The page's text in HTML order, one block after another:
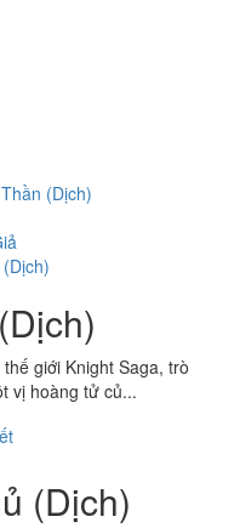
giới Knight Saga, trò
vị hoàng tử củ...
(Dịch)